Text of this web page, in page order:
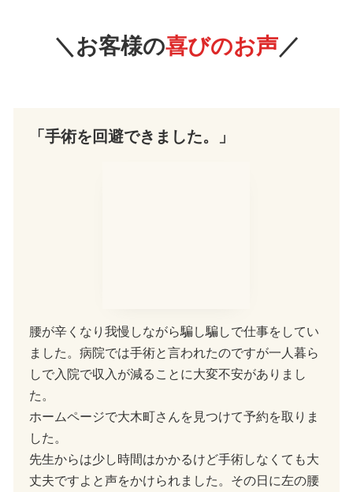
＼お客様の喜びのお声／
「手術を回避できました。」
腰が辛くなり我慢しながら騙し騙しで仕事をしてい
ました。病院では手術と言われたのですが一人暮ら
しで入院で収入が減ることに大変不安がありまし
た。
ホームページで大木町さんを見つけて予約を取りま
した。
先生からは少し時間はかかるけど手術しなくても大
丈夫ですよと声をかけられました。その日に左の腰